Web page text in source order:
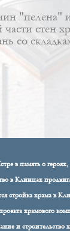
"пелена"
стен
со
в память о
в Клинцах
стройка храма в
храмового
и строительство